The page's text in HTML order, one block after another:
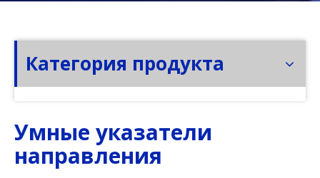
Категория продукта
Умные указатели
направления